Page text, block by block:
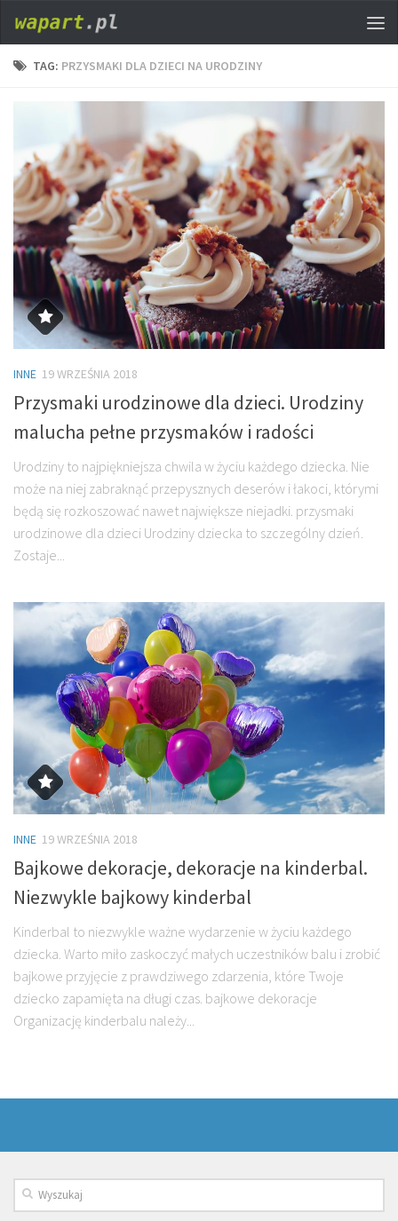
TAG: PRZYSMAKI DLA DZIECI NA URODZINY
INNE 19 WRZEŚNIA 2018
Przysmaki urodzinowe dla dzieci. Urodziny
malucha pełne przysmaków i radości
Urodziny to najpiękniejsza chwila w życiu każdego dziecka. Nie
może na niej zabraknąć przepysznych deserów i łakoci, którymi
będą się rozkoszować nawet największe niejadki. przysmaki
urodzinowe dla dzieci Urodziny dziecka to szczególny dzień.
Zostaje...
INNE 19 WRZEŚNIA 2018
Bajkowe dekoracje, dekoracje na kinderbal.
Niezwykle bajkowy kinderbal
Kinderbal to niezwykle ważne wydarzenie w życiu każdego
dziecka. Warto miło zaskoczyć małych uczestników balu i zrobić
bajkowe przyjęcie z prawdziwego zdarzenia, które Twoje
dziecko zapamięta na długi czas. bajkowe dekoracje
Organizację kinderbalu należy...